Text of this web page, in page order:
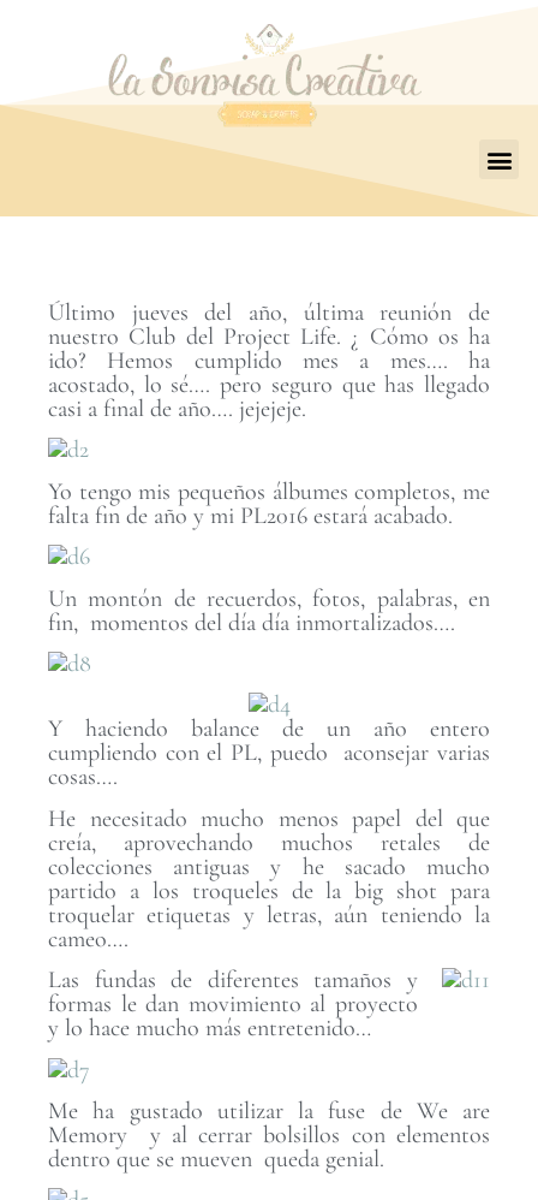
Último jueves del año, última reunión de
nuestro Club del Project Life. ¿ Cómo os ha
ido? Hemos cumplido mes a mes…. ha
acostado, lo sé…. pero seguro que has llegado
casi a final de año…. jejejeje.
Yo tengo mis pequeños álbumes completos, me
falta fin de año y mi PL2016 estará acabado.
Un montón de recuerdos, fotos, palabras, en
fin, momentos del día día inmortalizados….
Y haciendo balance de un año entero
cumpliendo con el PL, puedo aconsejar varias
cosas….
He necesitado mucho menos papel del que
creía, aprovechando muchos retales de
colecciones antiguas y he sacado mucho
partido a los troqueles de la big shot para
troquelar etiquetas y letras, aún teniendo la
cameo….
Las fundas de diferentes tamaños y
formas le dan movimiento al proyecto
y lo hace mucho más entretenido…
Me ha gustado utilizar la fuse de We are
Memory y al cerrar bolsillos con elementos
dentro que se mueven queda genial.